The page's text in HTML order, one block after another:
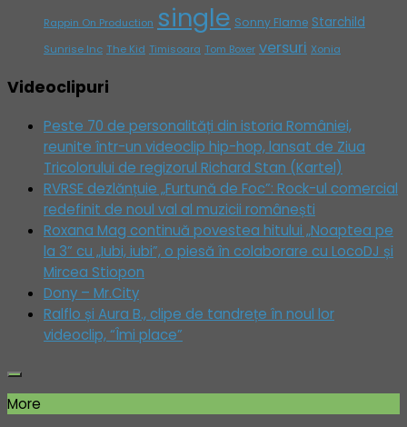
Rappin On Production single Sonny Flame Starchild
Sunrise Inc The Kid Timisoara Tom Boxer versuri Xonia
Videoclipuri
Peste 70 de personalități din istoria României,
reunite într-un videoclip hip-hop, lansat de Ziua
Tricolorului de regizorul Richard Stan (Kartel)
RVRSE dezlănțuie „Furtună de Foc”: Rock-ul comercial
redefinit de noul val al muzicii românești
Roxana Mag continuă povestea hitului „Noaptea pe
la 3” cu „Iubi, iubi”, o piesă în colaborare cu LocoDJ și
Mircea Stiopon
Dony – Mr.City
Ralflo și Aura B., clipe de tandrețe în noul lor
videoclip, “Îmi place”
More